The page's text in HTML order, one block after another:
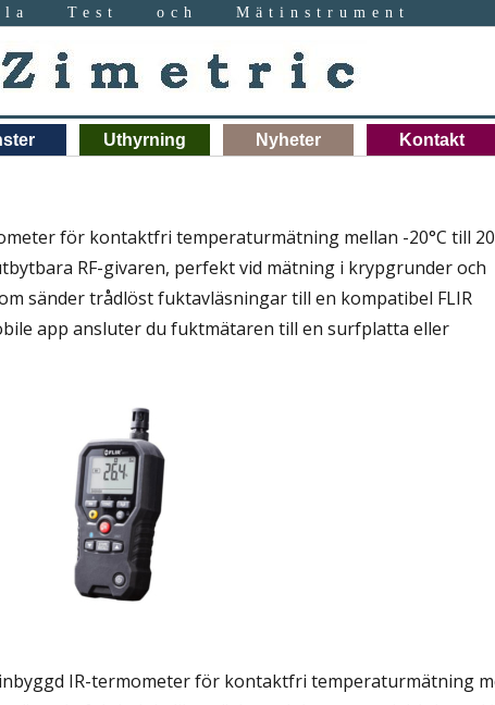
Test och Mätinstrument
Uthyrning Nyheter Kontakt
för kontaktfri temperaturmätning mellan -20°C till
RF-givaren, perfekt vid mätning i krypgrunder och
sänder trådlöst fuktavläsningar till en kompatibel FLIR
app ansluter du fuktmätaren till en surfplatta eller
IR-termometer för kontaktfri temperaturmätning